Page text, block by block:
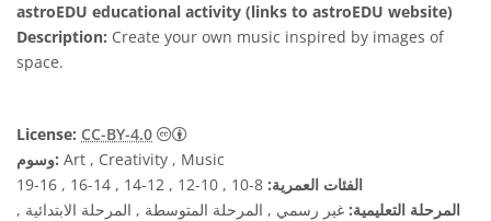
astroEDU educational activity (links to astroEDU website)
Description: Create your own music inspired by images of
space.
License: CC-BY-4.0
وسوم: Art , Creativity , Music
الفئات العمرية:
المرحلة التعليمية: غير رسمي , المرحلة المتوسطة , المرحلة الابتدائية ,